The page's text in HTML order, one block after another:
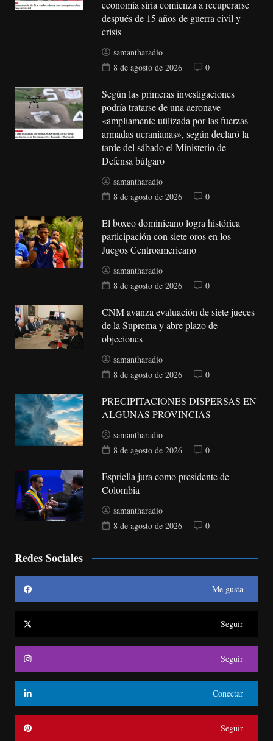
economía siria comienza a recuperarse
después de 15 años de guerra civil y
crisis
samantharadio
8 de agosto de 2026
0
Según las primeras investigaciones
podría tratarse de una aeronave
«ampliamente utilizada por las fuerzas
armadas ucranianas», según declaró la
tarde del sábado el Ministerio de
Defensa búlgaro
samantharadio
8 de agosto de 2026
0
El boxeo dominicano logra histórica
participación con siete oros en los
Juegos Centroamericano
samantharadio
8 de agosto de 2026
0
CNM avanza evaluación de siete jueces
de la Suprema y abre plazo de
objeciones
samantharadio
8 de agosto de 2026
0
PRECIPITACIONES DISPERSAS EN
ALGUNAS PROVINCIAS
samantharadio
8 de agosto de 2026
0
Espriella jura como presidente de
Colombia
samantharadio
8 de agosto de 2026
0
Redes Sociales
Me gusta
Seguir
Seguir
Conectar
Seguir